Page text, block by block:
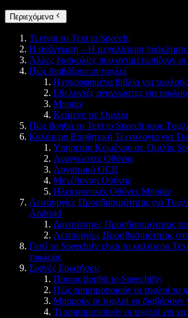
Περιεχόμενα
Τι είναι το Text to Speech;
Η ανάγνωση – Η μεγαλύτερη πρόκληση
Άλλες δυσκολίες που αντιμετωπίζουν οι
Πώς διαβάζουν οι τυφλοί
Ηχογραφημένα βιβλία για τυφλούς
Εθελοντές αναγνώστες για
Μπράιγ
Κείμενο σε Ομιλία
Πώς βοηθά το Text to Speech τους
Καλύτερη Βοηθητική Τεχνολογία για
Υπηρεσία Κειμένου σε Ομιλία
Αναγνώστες Οθόνης
Λογισμικό OCR
Μεγέθυνση Οθόνης
Ηλεκτρονικές Οθόνες Μπράιγ
Λειτουργίες Προσβασιμότητας για
Android
Δυνατότητες Προσβασιμότητας
Λειτουργίες Προσβασιμότητας
Γιατί το Speechify είναι το καλύτερο
τυφλούς
Συχνές Ερωτήσεις
Ποιους βοηθά το Speechify;
Πώς χρησιμοποιούν οι τυφλοί το
Μπορούν οι τυφλοί να διαβάσουν
Τι χρησιμοποιούν οι τυφλοί για